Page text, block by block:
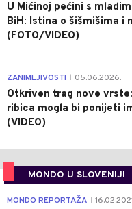
U Mićinoj pećini s
BiH: Istina o šišmišima i
(FOTO/VIDEO)
ZANIMLJIVOSTI 05.06.2026.
Otkriven trag nove
ribica mogla bi ponijeti
(VIDEO)
MONDO U SLOVENIJI
MONDO REPORTAŽA